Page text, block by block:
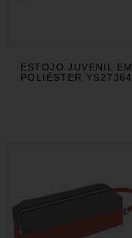
ESTOJO JUVENIL EM
POLIÉSTER YS27364